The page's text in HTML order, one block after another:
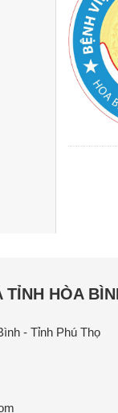
TỈNH HÒA
- Tỉnh Phú Thọ